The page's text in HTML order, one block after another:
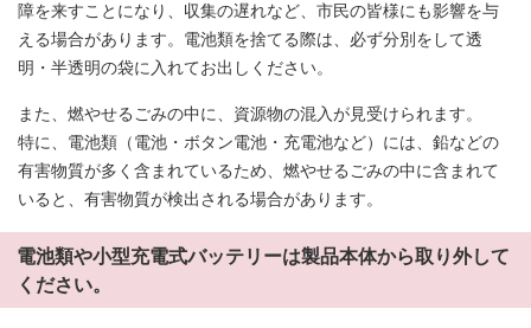
障を来すことになり、収集の遅れなど、市民の皆様にも影響を与
える場合があります。電池類を捨てる際は、必ず分別をして透
明・半透明の袋に入れてお出しください。
また、燃やせるごみの中に、資源物の混入が見受けられます。
特に、電池類（電池・ボタン電池・充電池など）には、鉛などの
有害物質が多く含まれているため、燃やせるごみの中に含まれて
いると、有害物質が検出される場合があります。
電池類や小型充電式バッテリーは製品本体から取り外して
ください。